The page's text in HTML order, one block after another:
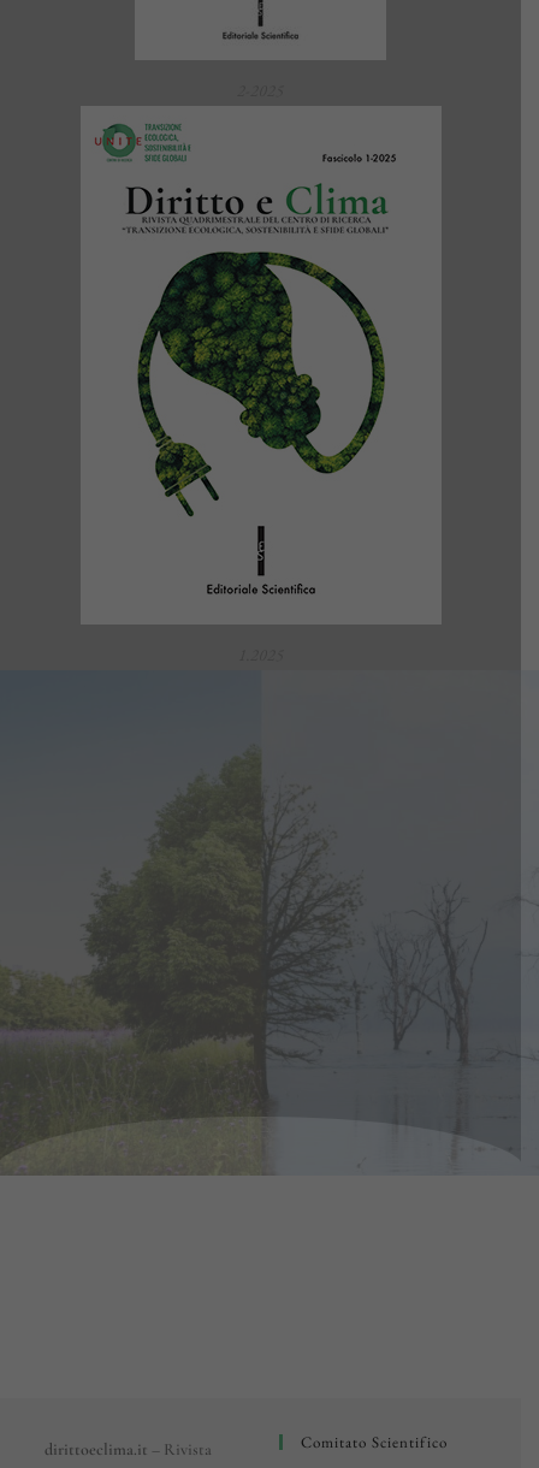
dirittoeclima.it – Rivista
Comitato Scientifico